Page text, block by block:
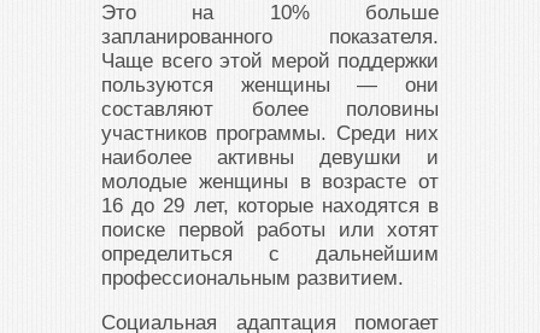
Это на 10% больше
запланированного показателя.
Чаще всего этой мерой поддержки
пользуются женщины — они
составляют более половины
участников программы. Среди них
наиболее активны девушки и
молодые женщины в возрасте от
16 до 29 лет, которые находятся в
поиске первой работы или хотят
определиться с дальнейшим
профессиональным развитием.
Социальная адаптация помогает